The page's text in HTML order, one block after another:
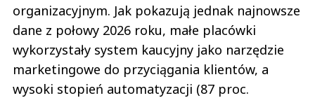
organizacyjnym. Jak pokazują jednak najnowsze
dane z połowy 2026 roku, małe placówki
wykorzystały system kaucyjny jako narzędzie
marketingowe do przyciągania klientów, a
wysoki stopień automatyzacji (87 proc.